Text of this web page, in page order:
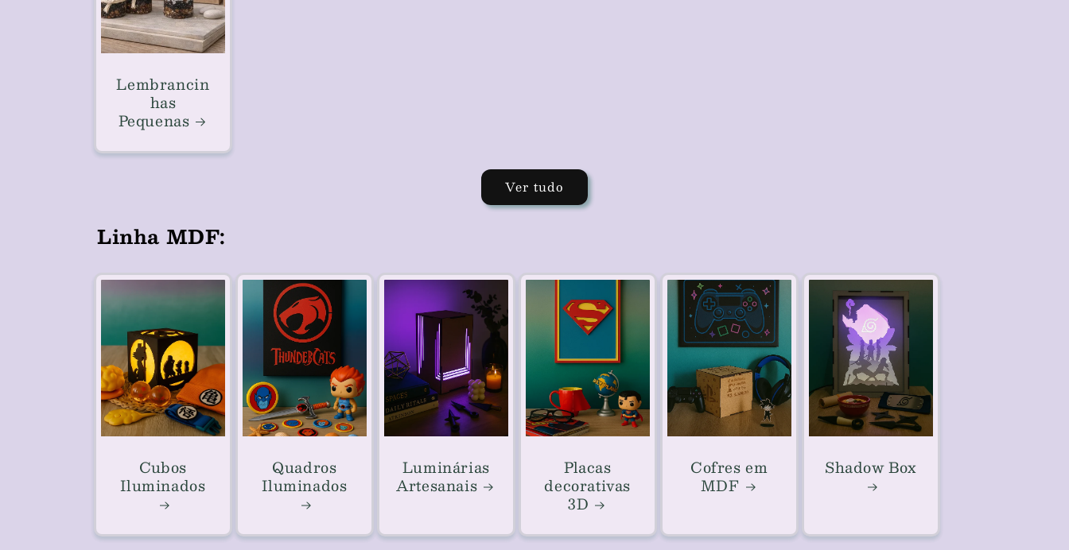
Lembrancin
has
Pequenas
Ver tudo
Linha MDF:
Cubos
Iluminados
Quadros
Iluminados
Luminárias
Artesanais
Placas
decorativas
3D
Cofres em
MDF
Shadow Box